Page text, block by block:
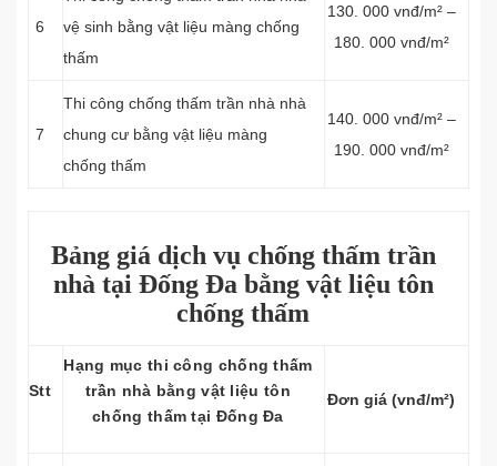
6
vệ sinh bằng vật liệu màng chống
thấm
130. 000 vnđ/m² –
180. 000 vnđ/m²
7
Thi công chống thấm trần nhà nhà
chung cư bằng vật liệu màng
chống thấm
140. 000 vnđ/m² –
190. 000 vnđ/m²
Bảng giá dịch vụ chống thấm trần
nhà tại Đống Đa bằng vật liệu tôn
chống thấm
Stt
Hạng mục thi công chống thấm
trần nhà bằng vật liệu tôn
chống thấm tại Đống Đa
Đơn giá (vnđ/m²)